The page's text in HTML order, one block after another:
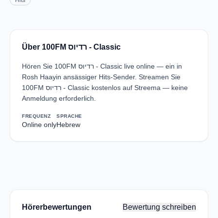
Über 100FM רדיוס - Classic
Hören Sie 100FM רדיוס - Classic live online — ein in
Rosh Haayin ansässiger Hits-Sender. Streamen Sie
100FM רדיוס - Classic kostenlos auf Streema — keine
Anmeldung erforderlich.
FREQUENZ
Online only
SPRACHE
Hebrew
Hörerbewertungen Bewertung schreiben